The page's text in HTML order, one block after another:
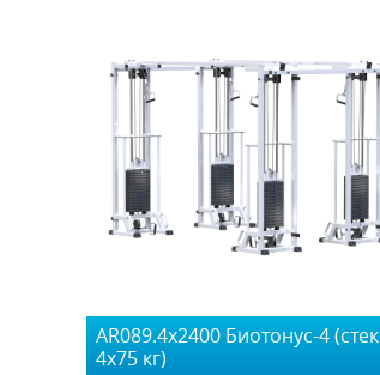
AR089.4х2400 Биотонус-4 (стек
4х75 кг)